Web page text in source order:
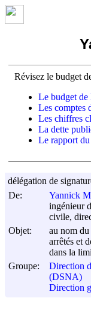
Révisez le budget
Le budget de
Les comptes
Les chiffres
La dette
Le rapport
De:
Yannick
ingénieur
civile,
Objet:
au nom du
arrêtés et
dans la
Groupe:
Direction
(DSNA)
Direction
délégation de